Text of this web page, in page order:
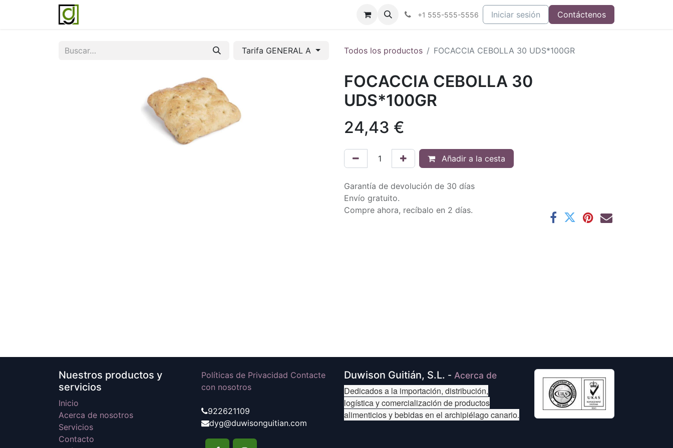
Blog Contáctenos
+1 555-555-5556 Iniciar sesión Contáctenos
Tarifa GENERAL A Todos los productos FOCACCIA CEBOLLA 30 UDS*100GR
FOCACCIA CEBOLLA 30
UDS*100GR
24,43 €
Añadir a la cesta
Garantía de devolución de 30 días
Envío gratuito.
Compre ahora, recíbalo en 2 días.
Nuestros productos y
servicios
Inicio
Acerca de nosotros
Servicios
Contacto
Políticas de Privacidad Contacte
con nosotros
922621109
dyg@duwisonguitian.com
Duwison Guitián, S.L. - Acerca de
Dedicados a la importación, distribución,
logística y comercialización de productos
alimenticios y bebidas en el archipiélago canario.